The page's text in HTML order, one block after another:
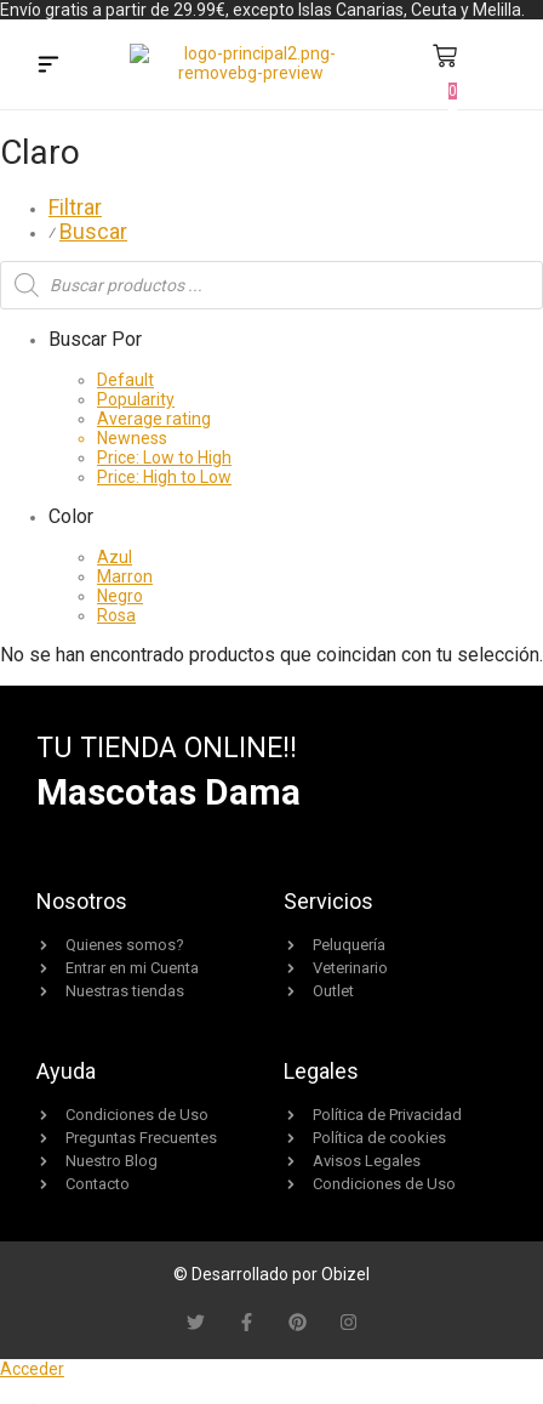
Envío gratis a partir de 29.99€, excepto Islas Canarias, Ceuta y Melilla.
0
Claro
Filtrar
⁄ Buscar
Buscar Por
Default
Popularity
Average rating
Newness
Price: Low to High
Price: High to Low
Color
Azul
Marron
Negro
Rosa
No se han encontrado productos que coincidan con tu selección.
TU TIENDA ONLINE!!
Mascotas Dama
Nosotros
Quienes somos?
Entrar en mi Cuenta
Nuestras tiendas
Servicios
Peluquería
Veterinario
Outlet
Ayuda
Condiciones de Uso
Preguntas Frecuentes
Nuestro Blog
Contacto
Legales
Política de Privacidad
Política de cookies
Avisos Legales
Condiciones de Uso
© Desarrollado por Obizel
Acceder